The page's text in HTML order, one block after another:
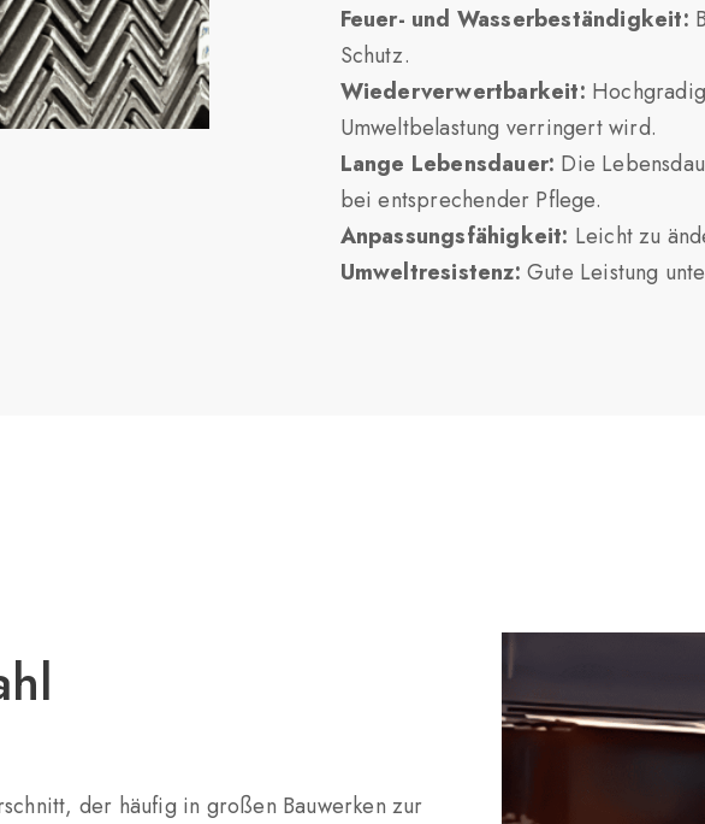
Feuer- und Wasserbeständigkeit:
Schutz.
Wiederverwertbarkeit:
Umweltbelastung verringert wird.
Lange Lebensdauer: Die
bei entsprechender Pflege.
Anpassungsfähigkeit: Leicht zu
Umweltresistenz: Gute Leistung
der häufig in großen Bauwerken zur